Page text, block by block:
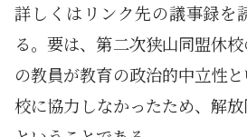
詳しくはリンク先の議事録を
る。要は、第二次狭山同盟休
の教員が教育の政治的中立性
校に協力しなかったため、解